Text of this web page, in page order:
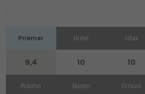
Priemer
9,4
Hotel
10
Izba
10
Poloha Bazén Strava